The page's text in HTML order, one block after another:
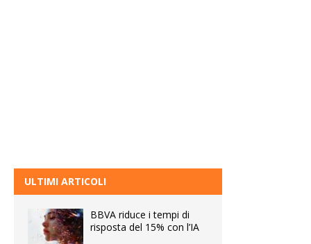
ULTIMI ARTICOLI
BBVA riduce i tempi di
risposta del 15% con l’IA